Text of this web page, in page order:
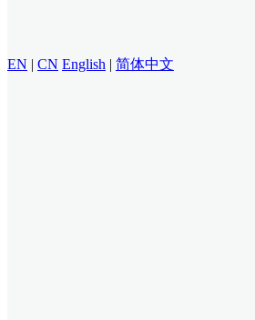
EN | CN English | 简体中文